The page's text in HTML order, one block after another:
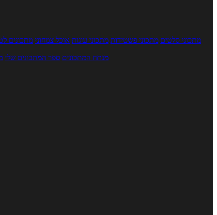
מתכוני סלטים מתכוני פשטידות מתכוני עוגות אוכל צמחוני מתכונים
מנתח המתכונים ספר המתכונים שלי